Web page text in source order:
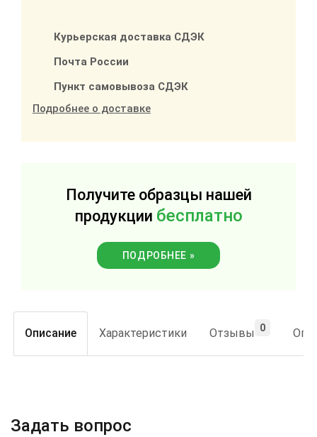
Курьерская доставка СДЭК
Почта России
Пункт самовывоза СДЭК
Подробнее о доставке
Получите образцы нашей
продукции бесплатно
ПОДРОБНЕЕ »
Описание Характеристики Отзывы 0
Задать вопрос